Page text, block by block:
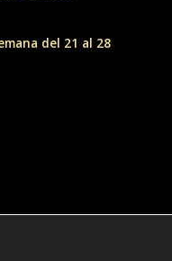
del 21 al 28